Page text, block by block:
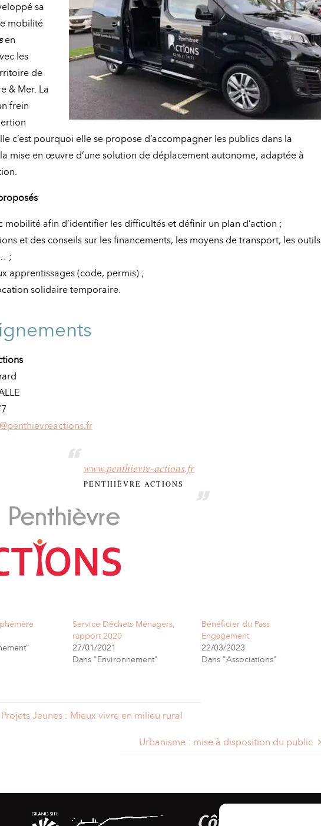
sa
mobilité
en
les
de
& Mer. La
frein
c’est pourquoi elle se propose d’accompagner les publics dans la
mise en œuvre d’une solution de déplacement autonome, adaptée à
mobilité afin d’identifier les difficultés et définir un plan d’action ;
et des conseils sur les financements, les moyens de transport, les outils
;
apprentissages (code, permis) ;
solidaire temporaire.
www.penthievre-actions.fr
PENTHIÈVRE ACTIONS
Service Déchets Ménagers,
rapport 2020
27/01/2021
Dans "Environnement"
Bénéficier du Pass
Engagement
22/03/2023
Dans "Associations"
Jeunes : Mieux vivre en milieu rural
Urbanisme : mise à disposition du public